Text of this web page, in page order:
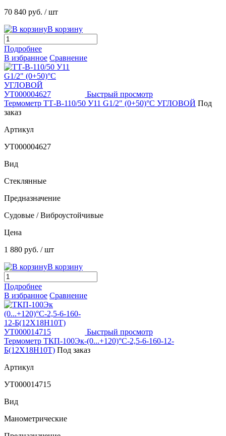
70 840 руб. / шт
В корзину
Подробнее
В избранное Сравнение
Быстрый просмотр
Термометр ТТ-В-110/50 У11 G1/2" (0+50)°C УГЛОВОЙ Под
заказ
Артикул
УТ000004627
Вид
Стеклянные
Предназначение
Судовые / Виброустойчивые
Цена
1 880 руб. / шт
В корзину
Подробнее
В избранное Сравнение
Быстрый просмотр
Термометр ТКП-100Эк-(0...+120)°С-2,5-6-160-12-
Б(12Х18Н10Т) Под заказ
Артикул
УТ000014715
Вид
Манометрические